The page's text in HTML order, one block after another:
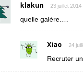
klakun 23 juillet
quelle galére….
Xiao 24
Recruter